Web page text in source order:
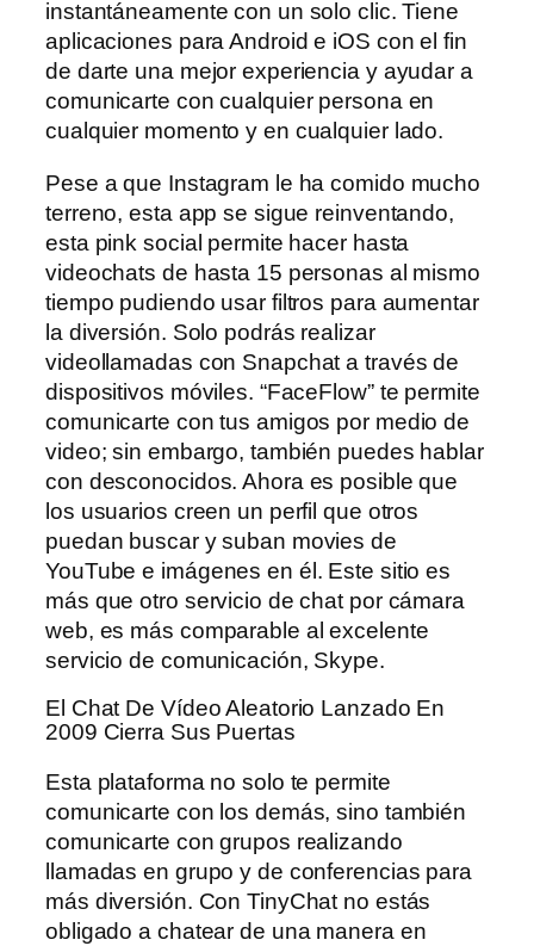
instantáneamente con un solo clic. Tiene
aplicaciones para Android e iOS con el fin
de darte una mejor experiencia y ayudar a
comunicarte con cualquier persona en
cualquier momento y en cualquier lado.
Pese a que Instagram le ha comido mucho
terreno, esta app se sigue reinventando,
esta pink social permite hacer hasta
videochats de hasta 15 personas al mismo
tiempo pudiendo usar filtros para aumentar
la diversión. Solo podrás realizar
videollamadas con Snapchat a través de
dispositivos móviles. “FaceFlow” te permite
comunicarte con tus amigos por medio de
video; sin embargo, también puedes hablar
con desconocidos. Ahora es posible que
los usuarios creen un perfil que otros
puedan buscar y suban movies de
YouTube e imágenes en él. Este sitio es
más que otro servicio de chat por cámara
web, es más comparable al excelente
servicio de comunicación, Skype.
El Chat De Vídeo Aleatorio Lanzado En
2009 Cierra Sus Puertas
Esta plataforma no solo te permite
comunicarte con los demás, sino también
comunicarte con grupos realizando
llamadas en grupo y de conferencias para
más diversión. Con TinyChat no estás
obligado a chatear de una manera en